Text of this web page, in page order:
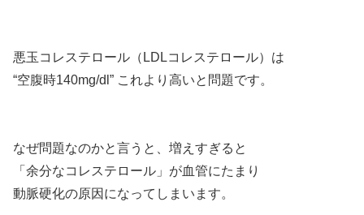
悪玉コレステロール（LDLコレステロール）は
“空腹時140mg/dl” これより高いと問題です。
なぜ問題なのかと言うと、増えすぎると
「余分なコレステロール」が血管にたまり
動脈硬化の原因になってしまいます。